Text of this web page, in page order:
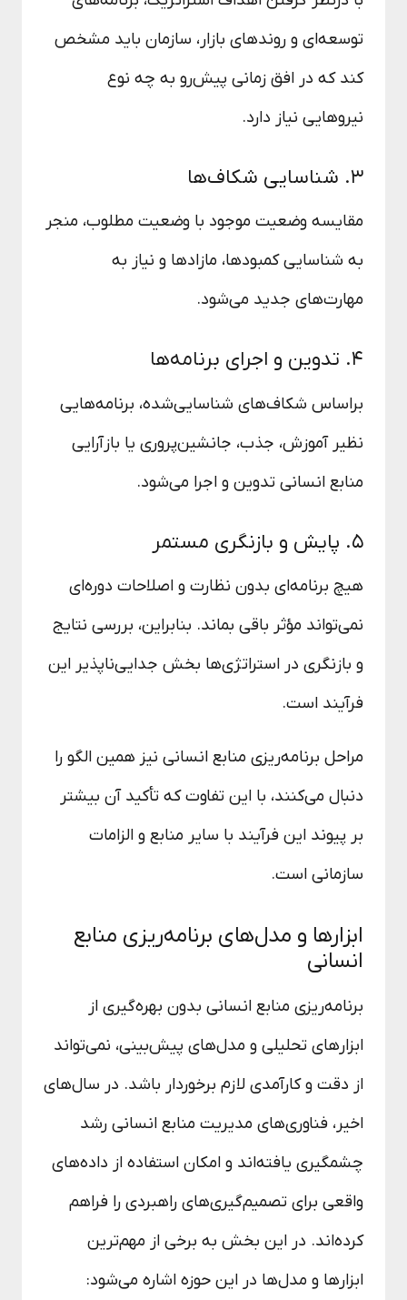
توسعه‌ای و روندهای بازار، سازمان باید مشخص
کند که در افق زمانی پیش‌رو به چه نوع
نیروهایی نیاز دارد.
۳. شناسایی شکاف‌ها
مقایسه وضعیت موجود با وضعیت مطلوب، منجر
به شناسایی کمبودها، مازادها و نیاز به
مهارت‌های جدید می‌شود.
۴. تدوین و اجرای برنامه‌ها
براساس شکاف‌های شناسایی‌شده، برنامه‌هایی
نظیر آموزش، جذب، جانشین‌پروری یا بازآرایی
منابع انسانی تدوین و اجرا می‌شود.
۵. پایش و بازنگری مستمر
هیچ برنامه‌ای بدون نظارت و اصلاحات دوره‌ای
نمی‌تواند مؤثر باقی بماند. بنابراین، بررسی نتایج
و بازنگری در استراتژی‌ها بخش جدایی‌ناپذیر این
فرآیند است.
مراحل برنامه‌ریزی منابع انسانی نیز همین الگو را
دنبال می‌کنند، با این تفاوت که تأکید آن بیشتر
بر پیوند این فرآیند با سایر منابع و الزامات
سازمانی است.
ابزارها و مدل‌های برنامه‌ریزی منابع
انسانی
برنامه‌ریزی منابع انسانی بدون بهره‌گیری از
ابزارهای تحلیلی و مدل‌های پیش‌بینی، نمی‌تواند
از دقت و کارآمدی لازم برخوردار باشد. در سال‌های
اخیر، فناوری‌های مدیریت منابع انسانی رشد
چشمگیری یافته‌اند و امکان استفاده از داده‌های
واقعی برای تصمیم‌گیری‌های راهبردی را فراهم
کرده‌اند. در این بخش به برخی از مهم‌ترین
ابزارها و مدل‌ها در این حوزه اشاره می‌شود: